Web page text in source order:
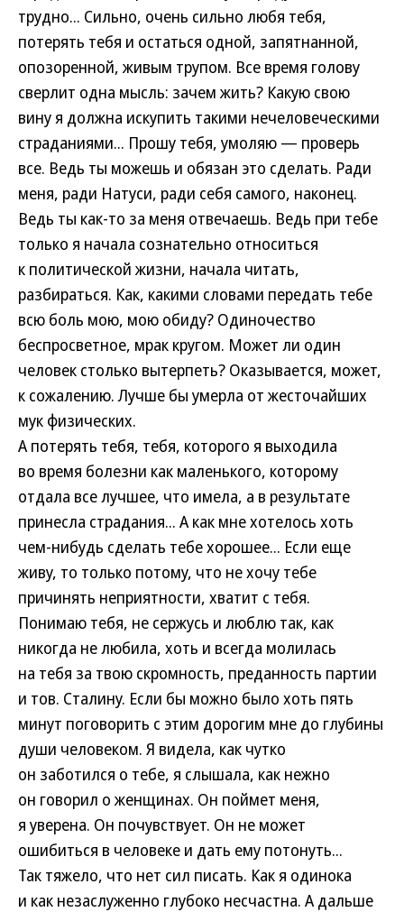
трудно... Сильно, очень сильно любя тебя,
потерять тебя и остаться одной, запятнанной,
опозоренной, живым трупом. Все время голову
сверлит одна мысль: зачем жить? Какую свою
вину я должна искупить такими нечеловеческими
страданиями... Прошу тебя, умоляю — проверь
все. Ведь ты можешь и обязан это сделать. Ради
меня, ради Натуси, ради себя самого, наконец.
Ведь ты как-то за меня отвечаешь. Ведь при тебе
только я начала сознательно относиться
к политической жизни, начала читать,
разбираться. Как, какими словами передать тебе
всю боль мою, мою обиду? Одиночество
беспросветное, мрак кругом. Может ли один
человек столько вытерпеть? Оказывается, может,
к сожалению. Лучше бы умерла от жесточайших
мук физических.
А потерять тебя, тебя, которого я выходила
во время болезни как маленького, которому
отдала все лучшее, что имела, а в результате
принесла страдания... А как мне хотелось хоть
чем-нибудь сделать тебе хорошее... Если еще
живу, то только потому, что не хочу тебе
причинять неприятности, хватит с тебя.
Понимаю тебя, не сержусь и люблю так, как
никогда не любила, хоть и всегда молилась
на тебя за твою скромность, преданность партии
и тов. Сталину. Если бы можно было хоть пять
минут поговорить с этим дорогим мне до глубины
души человеком. Я видела, как чутко
он заботился о тебе, я слышала, как нежно
он говорил о женщинах. Он поймет меня,
я уверена. Он почувствует. Он не может
ошибиться в человеке и дать ему потонуть...
Так тяжело, что нет сил писать. Как я одинока
и как незаслуженно глубоко несчастна. А дальше